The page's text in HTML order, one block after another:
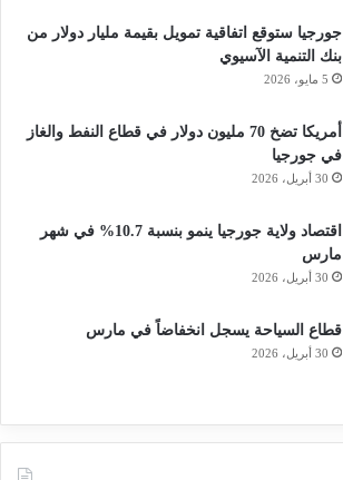
جورجيا ستوقع اتفاقية تمويل بقيمة مليار دولار من
بنك التنمية الآسيوي
5 مايو، 2026
أمريكا تضخ 70 مليون دولار في قطاع النفط والغاز
في جورجيا
30 أبريل، 2026
اقتصاد ولاية جورجيا ينمو بنسبة 10.7% في شهر
مارس
30 أبريل، 2026
قطاع السياحة يسجل انخفاضاً في مارس
30 أبريل، 2026